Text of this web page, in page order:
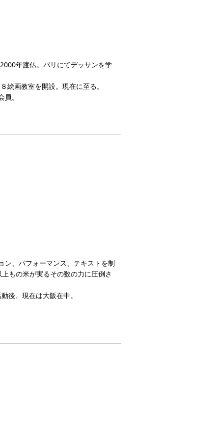
年渡仏。パリにてデッサンを学
絵画教室を開設。現在に至る。
。
ン、パフォーマンス、テキストを制
もの米が実るその数の力に圧倒さ
後、現在は大阪在中。